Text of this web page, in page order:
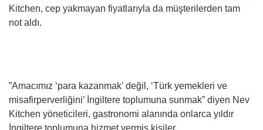
Kitchen, cep yakmayan fiyatlarıyla da müşterilerden tam
not aldı.
”Amacımız ‘para kazanmak’ değil, ‘Türk yemekleri ve
misafirperverliğini’ İngiltere toplumuna sunmak” diyen Nev
Kitchen yöneticileri, gastronomi alanında onlarca yıldır
İngiltere toplumuna hizmet vermiş kişiler.